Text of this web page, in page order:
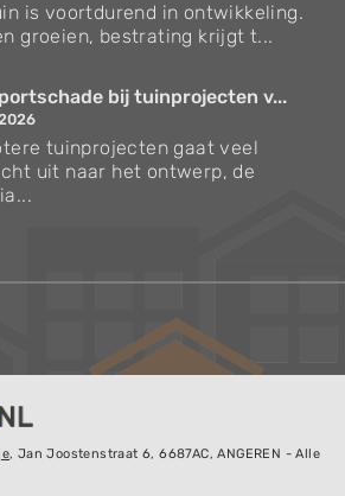
is voortdurend in ontwikkeling.
groeien, bestrating krijgt t...
bij tuinprojecten v...
tuinprojecten gaat veel
uit naar het ontwerp, de
, Jan Joostenstraat 6, 6687AC, ANGEREN - Alle
uw tuin en terras
tuinwerkzaamheden voor de
Inschrijven